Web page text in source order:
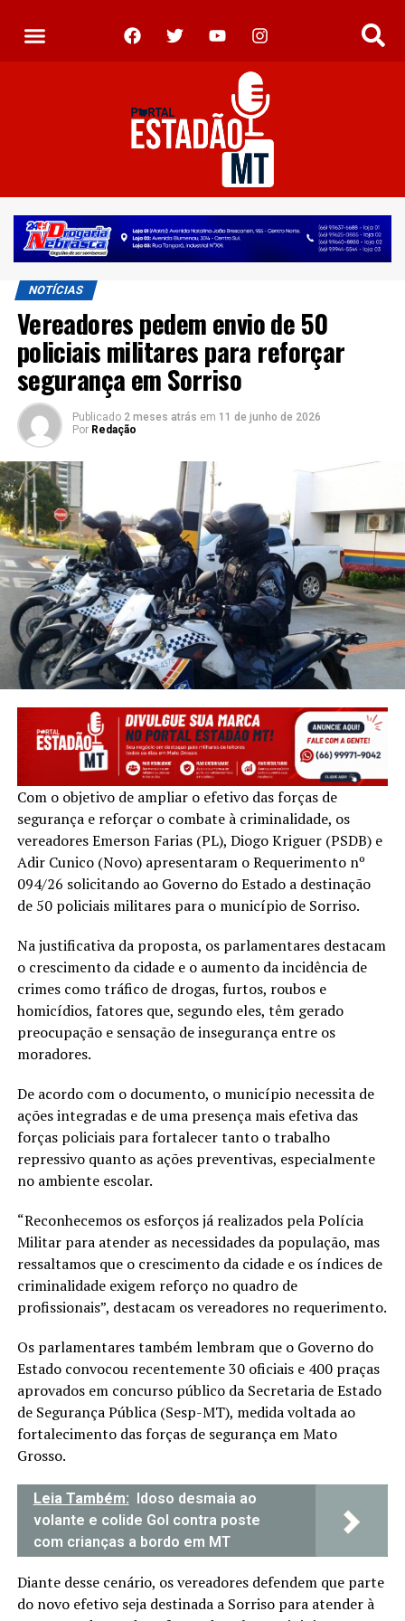
NOTÍCIAS
Vereadores pedem envio de 50
policiais militares para reforçar
segurança em Sorriso
Publicado 2 meses atrás em 11 de junho de 2026
Por Redação
Com o objetivo de ampliar o efetivo das forças de
segurança e reforçar o combate à criminalidade, os
vereadores Emerson Farias (PL), Diogo Kriguer (PSDB) e
Adir Cunico (Novo) apresentaram o Requerimento nº
094/26 solicitando ao Governo do Estado a destinação
de 50 policiais militares para o município de Sorriso.
Na justificativa da proposta, os parlamentares destacam
o crescimento da cidade e o aumento da incidência de
crimes como tráfico de drogas, furtos, roubos e
homicídios, fatores que, segundo eles, têm gerado
preocupação e sensação de insegurança entre os
moradores.
De acordo com o documento, o município necessita de
ações integradas e de uma presença mais efetiva das
forças policiais para fortalecer tanto o trabalho
repressivo quanto as ações preventivas, especialmente
no ambiente escolar.
“Reconhecemos os esforços já realizados pela Polícia
Militar para atender as necessidades da população, mas
ressaltamos que o crescimento da cidade e os índices de
criminalidade exigem reforço no quadro de
profissionais”, destacam os vereadores no requerimento.
Os parlamentares também lembram que o Governo do
Estado convocou recentemente 30 oficiais e 400 praças
aprovados em concurso público da Secretaria de Estado
de Segurança Pública (Sesp-MT), medida voltada ao
fortalecimento das forças de segurança em Mato
Grosso.
Leia Também: Idoso desmaia ao
volante e colide Gol contra poste
com crianças a bordo em MT
Diante desse cenário, os vereadores defendem que parte
do novo efetivo seja destinada a Sorriso para atender à